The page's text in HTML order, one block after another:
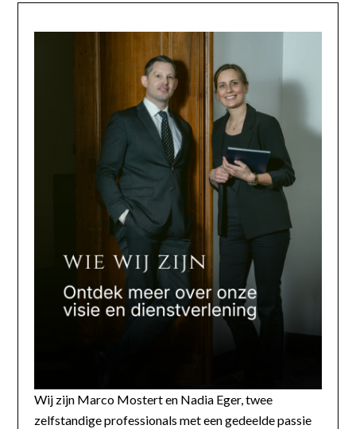
Wij zijn Marco Mostert en Nadia Eger, twee
zelfstandige professionals met een gedeelde passie